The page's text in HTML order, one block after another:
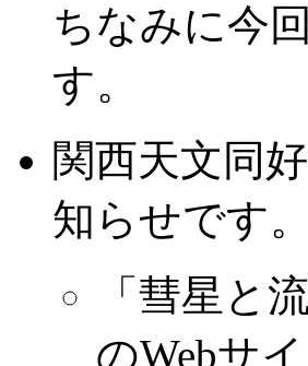
ちなみに今
す。
関西天文同
知らせです。
「彗星と
のWebサ